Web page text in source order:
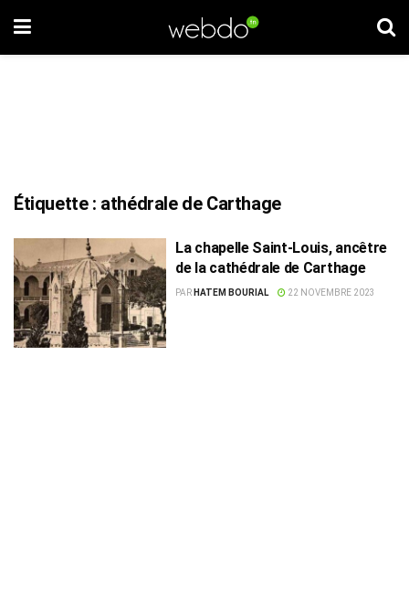
Étiquette : athédrale de Carthage
La chapelle Saint-Louis, ancêtre
de la cathédrale de Carthage
PAR HATEM BOURIAL 22 NOVEMBRE 2023